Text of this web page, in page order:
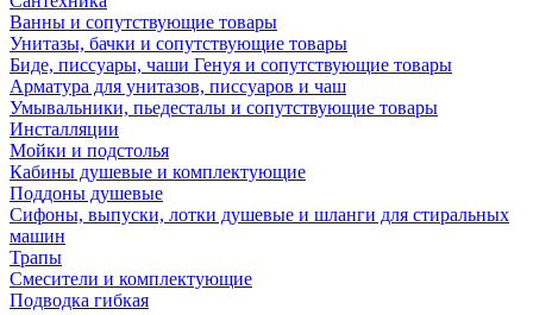
Ванны и сопутствующие товары
Унитазы, бачки и сопутствующие товары
Биде, писсуары, чаши Генуя и сопутствующие товары
Арматура для унитазов, писсуаров и чаш
Умывальники, пьедесталы и сопутствующие товары
Инсталляции
Мойки и подстолья
Кабины душевые и комплектующие
Поддоны душевые
Сифоны, выпуски, лотки душевые и шланги для стиральных
машин
Трапы
Смесители и комплектующие
Подводка гибкая